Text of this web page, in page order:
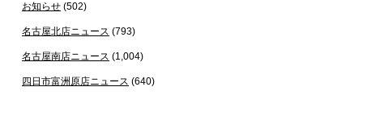
お知らせ (502)
名古屋北店ニュース (793)
名古屋南店ニュース (1,004)
四日市富洲原店ニュース (640)